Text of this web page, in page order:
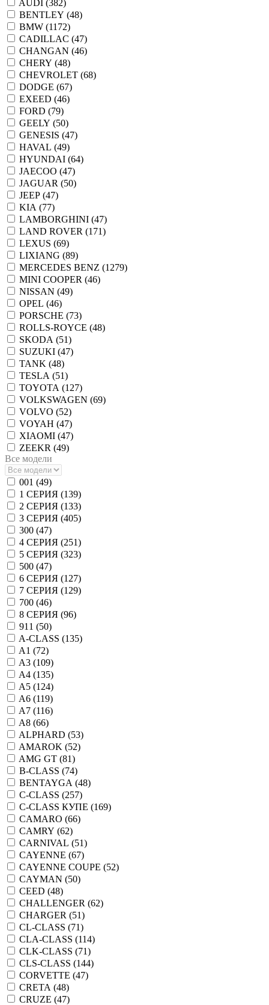
AUDI (382)
BENTLEY (48)
BMW (1172)
CADILLAC (47)
CHANGAN (46)
CHERY (48)
CHEVROLET (68)
DODGE (67)
EXEED (46)
FORD (79)
GEELY (50)
GENESIS (47)
HAVAL (49)
HYUNDAI (64)
JAECOO (47)
JAGUAR (50)
JEEP (47)
KIA (77)
LAMBORGHINI (47)
LAND ROVER (171)
LEXUS (69)
LIXIANG (89)
MERCEDES BENZ (1279)
MINI COOPER (46)
NISSAN (49)
OPEL (46)
PORSCHE (73)
ROLLS-ROYCE (48)
SKODA (51)
SUZUKI (47)
TANK (48)
TESLA (51)
TOYOTA (127)
VOLKSWAGEN (69)
VOLVO (52)
VOYAH (47)
XIAOMI (47)
ZEEKR (49)
Все модели
001 (49)
1 СЕРИЯ (139)
2 СЕРИЯ (133)
3 СЕРИЯ (405)
300 (47)
4 СЕРИЯ (251)
5 СЕРИЯ (323)
500 (47)
6 СЕРИЯ (127)
7 СЕРИЯ (129)
700 (46)
8 СЕРИЯ (96)
911 (50)
A-CLASS (135)
A1 (72)
A3 (109)
A4 (135)
A5 (124)
A6 (119)
A7 (116)
A8 (66)
ALPHARD (53)
AMAROK (52)
AMG GT (81)
B-CLASS (74)
BENTAYGA (48)
C-CLASS (257)
C-CLASS КУПЕ (169)
CAMARO (66)
CAMRY (62)
CARNIVAL (51)
CAYENNE (67)
CAYENNE COUPE (52)
CAYMAN (50)
CEED (48)
CHALLENGER (62)
CHARGER (51)
CL-CLASS (71)
CLA-CLASS (114)
CLK-CLASS (71)
CLS-CLASS (144)
CORVETTE (47)
CRETA (48)
CRUZE (47)